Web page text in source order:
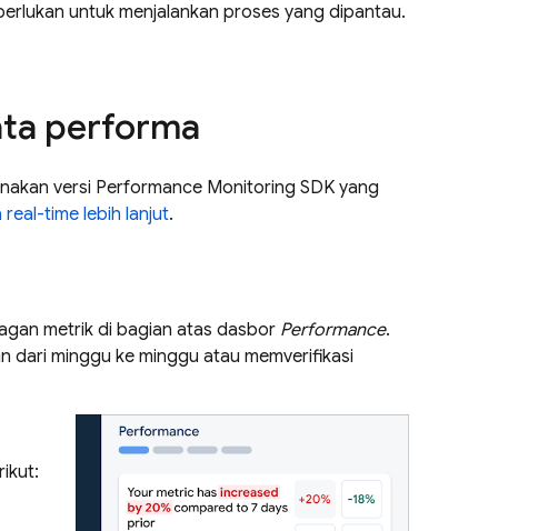
untuk menjalankan proses yang dipantau.
performa
versi Performance Monitoring SDK yang
time lebih lanjut.
metrik di bagian atas dasbor Performance.
dari minggu ke minggu atau memverifikasi